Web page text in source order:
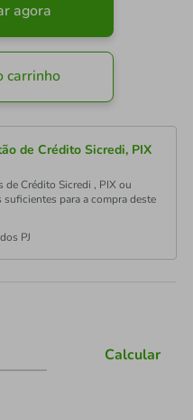
agora
carrinho
de Crédito Sicredi, PIX
de Crédito Sicredi , PIX ou
para a compra deste
PJ
Calcular